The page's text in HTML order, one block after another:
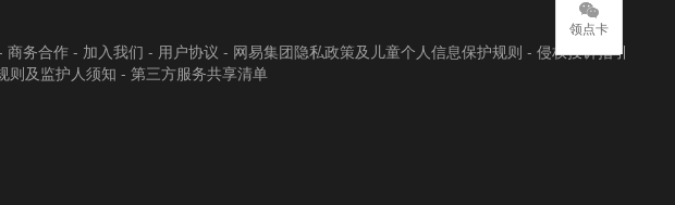
商务合作 - 加入我们 - 用户协议 - 网易集团隐私政策及儿童个人信息保护规则 - 侵权投诉指引
则及监护人须知 - 第三方服务共享清单
领点卡